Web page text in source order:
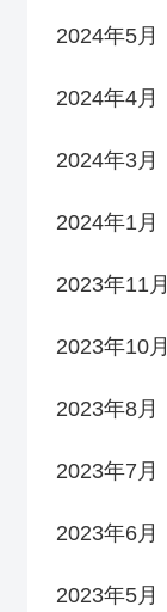
2024年5月
2024年4月
2024年3月
2024年1月
2023年11月
2023年10月
2023年8月
2023年7月
2023年6月
2023年5月